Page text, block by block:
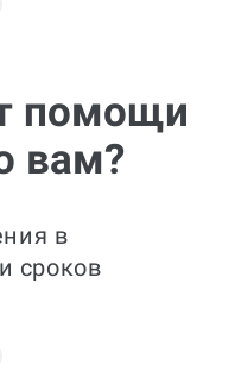
помощи
вам?
в
сроков
Быстро